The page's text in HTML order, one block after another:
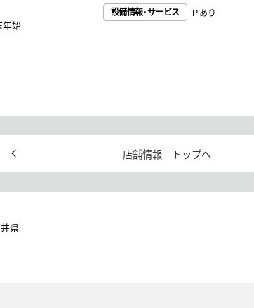
年始
設備情報・サービス Ｐあり
店舗情報 トップへ
県